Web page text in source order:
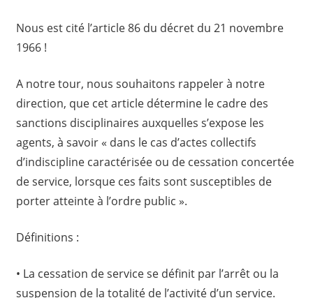
Nous est cité l’article 86 du décret du 21 novembre
1966 !
A notre tour, nous souhaitons rappeler à notre
direction, que cet article détermine le cadre des
sanctions disciplinaires auxquelles s’expose les
agents, à savoir « dans le cas d’actes collectifs
d’indiscipline caractérisée ou de cessation concertée
de service, lorsque ces faits sont susceptibles de
porter atteinte à l’ordre public ».
Définitions :
• La cessation de service se définit par l’arrêt ou la
suspension de la totalité de l’activité d’un service.